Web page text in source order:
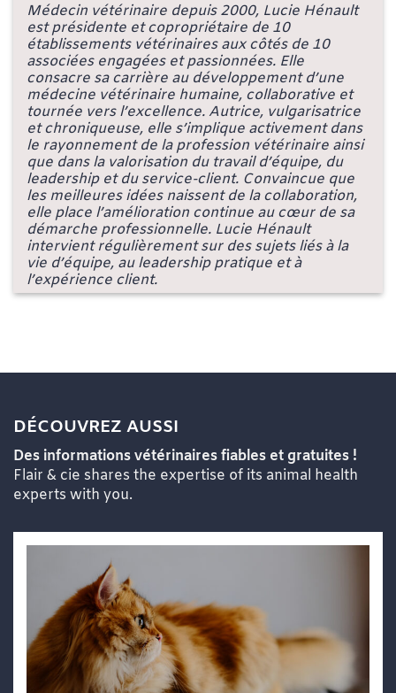
Médecin vétérinaire depuis 2000, Lucie Hénault
est présidente et copropriétaire de 10
établissements vétérinaires aux côtés de 10
associées engagées et passionnées. Elle
consacre sa carrière au développement d’une
médecine vétérinaire humaine, collaborative et
tournée vers l’excellence. Autrice, vulgarisatrice
et chroniqueuse, elle s’implique activement dans
le rayonnement de la profession vétérinaire ainsi
que dans la valorisation du travail d’équipe, du
leadership et du service-client. Convaincue que
les meilleures idées naissent de la collaboration,
elle place l’amélioration continue au cœur de sa
démarche professionnelle. Lucie Hénault
intervient régulièrement sur des sujets liés à la
vie d’équipe, au leadership pratique et à
l’expérience client.
DÉCOUVREZ AUSSI
Des informations vétérinaires fiables et gratuites !
Flair & cie shares the expertise of its animal health
experts with you.